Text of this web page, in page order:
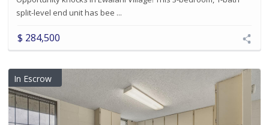
split-level end unit has bee ...
$ 284,500
In Escrow